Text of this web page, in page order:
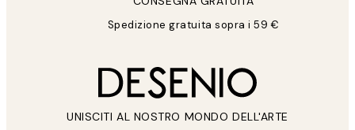
Spedizione gratuita sopra i 59 €
UNISCITI AL NOSTRO MONDO DELL'ARTE